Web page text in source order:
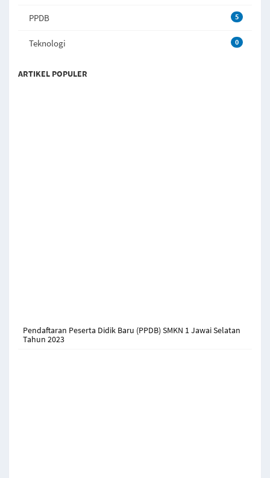
PPDB 5
Teknologi 0
ARTIKEL POPULER
Pendaftaran Peserta Didik Baru (PPDB) SMKN 1 Jawai Selatan
Tahun 2023